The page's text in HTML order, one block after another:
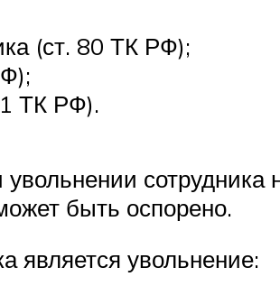
(ст. 80 ТК РФ);
ТК РФ).
быть оспорено.
является увольнение: